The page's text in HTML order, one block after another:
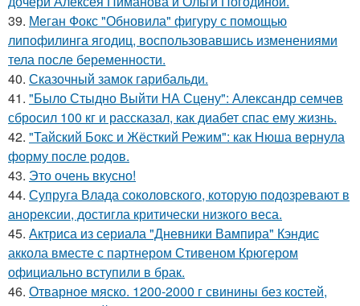
39. Меган Фокс "Обновила" фигуру с помощью
липофилинга ягодиц, воспользовавшись изменениями
тела после беременности.
40. Сказочный замок гарибальди.
41. "Было Стыдно Выйти НА Сцену": Александр семчев
сбросил 100 кг и рассказал, как диабет спас ему жизнь.
42. "Тайский Бокс и Жёсткий Режим": как Нюша вернула
форму после родов.
43. Это очень вкусно!
44. Супруга Влада соколовского, которую подозревают в
анорексии, достигла критически низкого веса.
45. Актриса из сериала "Дневники Вампира" Кэндис
аккола вместе с партнером Стивеном Крюгером
официально вступили в брак.
46. Отварное мяско. 1200-2000 г свинины без костей,